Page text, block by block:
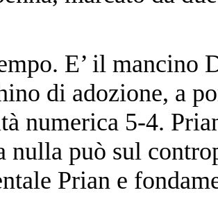
E’ il mancino
di adozione, a
numerica 5-4.
nulla può sul
Prian e